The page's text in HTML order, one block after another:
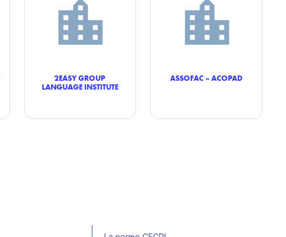
2EASY GROUP
LANGUAGE INSTITUTE
ASSOFAC – ACOPAD